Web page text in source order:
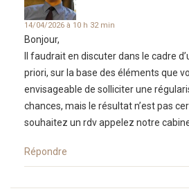
14/04/2026 à 10 h 32 min
Bonjour,
Il faudrait en discuter dans le cadre
priori, sur la base des éléments que
envisageable de solliciter une
chances, mais le résultat n’est pas
souhaitez un rdv appelez notre
Répondre